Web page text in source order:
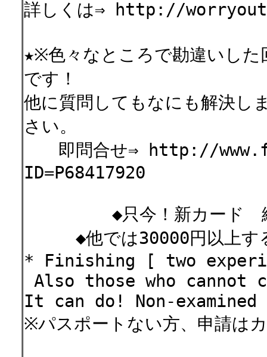
詳しくは⇒ http://
★※色々なところで勘違いした
です！
他に質問してもなにも解決し
さい。
即問合せ⇒ http://
ID=P68417920
◆只今！新カード 続・
◆他では30000円以上す
* Finishing [ two
Also those who
It can do! Non-
※パスポートない方、申請は